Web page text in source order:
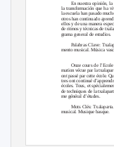
En nuestra opinión, la
la transformación que ha
la escuela han pasado
otros han continuado
ellos y de una manera
de ritmos y técnicas de
grama general de estudios.
Palabras Clave:
mento musical. Música
Onze cours de
mation vécue par la
ont passé par cette école.
tres ont continué
écoles. Tous, et
de techniques de la
me général d’études.
Mots Clés:
musical. Musique basque.